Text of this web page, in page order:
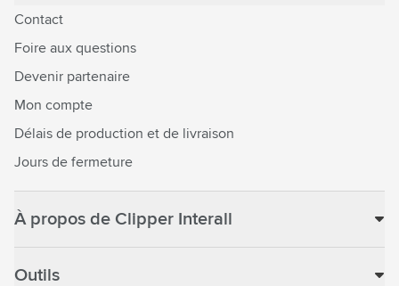
Contact
Foire aux questions
Devenir partenaire
Mon compte
Délais de production et de livraison
Jours de fermeture
À propos de Clipper Interall
Outils